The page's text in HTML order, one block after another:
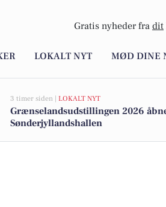
Gratis nyheder fra dit
LOKALT NYT MØD DINE
3 timer siden | LOKALT NYT
Grænselandsudstillingen 2026
Sønderjyllandshallen